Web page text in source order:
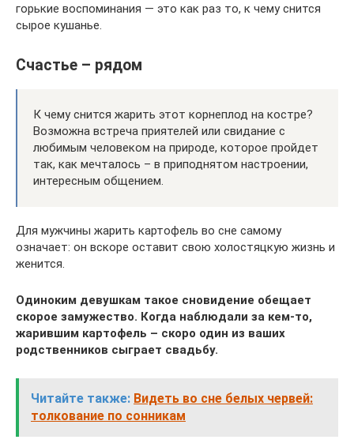
горькие воспоминания — это как раз то, к чему снится
сырое кушанье.
Счастье – рядом
К чему снится жарить этот корнеплод на костре?
Возможна встреча приятелей или свидание с
любимым человеком на природе, которое пройдет
так, как мечталось – в приподнятом настроении,
интересным общением.
Для мужчины жарить картофель во сне самому
означает: он вскоре оставит свою холостяцкую жизнь и
женится.
Одиноким девушкам такое сновидение обещает
скорое замужество. Когда наблюдали за кем-то,
жарившим картофель – скоро один из ваших
родственников сыграет свадьбу.
Читайте также: Видеть во сне белых червей:
толкование по сонникам